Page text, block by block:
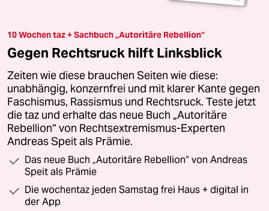
10 Wochen taz + Sachbuch „Autoritäre Rebellion“
Gegen Rechtsruck hilft Linksblick
Zeiten wie diese brauchen Seiten wie diese:
unabhängig, konzernfrei und mit klarer Kante gegen
Faschismus, Rassismus und Rechtsruck. Teste jetzt
die taz und erhalte das neue Buch „Autoritäre
Rebellion“ von Rechtsextremismus-Experten
Andreas Speit als Prämie.
Das neue Buch „Autoritäre Rebellion“ von Andreas
Speit als Prämie
Die wochentaz jeden Samstag frei Haus + digital in
der App